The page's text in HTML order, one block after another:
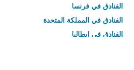
الفنادق في فرنسا
الفنادق في المملكة المتحدة
الفنادق في إيطاليا